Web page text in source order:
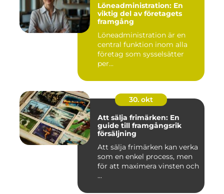
Löneadministration: En
viktig del av företagets
framgång
Löneadministration är en
central funktion inom alla
företag som sysselsätter
per...
30. okt
Att sälja frimärken: En
guide till framgångsrik
försäljning
Att sälja frimärken kan verka
som en enkel process, men
för att maximera vinsten och
...